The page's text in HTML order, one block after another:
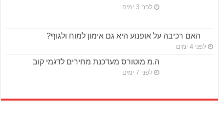
לפני 3 ימים
האם רכיבה על אופנוע היא גם אימון למוח ולגוף?
לפני 4 ימים
ה.מ מוטורס מעדכנת מחירים לדגמי קוב
לפני 7 ימים